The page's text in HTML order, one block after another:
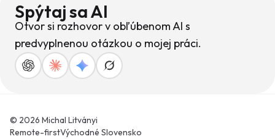
Spýtaj sa AI
Otvor si rozhovor v obľúbenom AI s
predvyplnenou otázkou o mojej práci.
© 2026 Michal Litványi
Remote-firstVýchodné Slovensko